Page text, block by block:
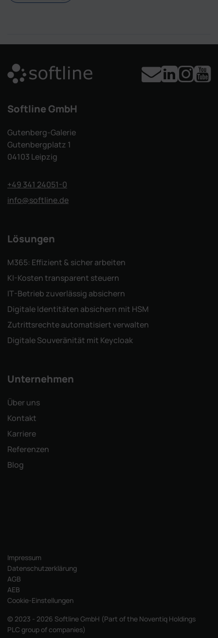
Softline GmbH
Gutenberg-Galerie
Gutenbergplatz 1
04103 Leipzig
+49 341 24051-0
info@softline.de
Lösungen
M365: Effizient & sicher arbeiten
KI-Kosten transparent steuern
IT-Betrieb zuverlässig absichern
Digitale Identitäten absichern mit HSM
Zutrittsrechte automatisiert verwalten
Digitale Souveränität mit Keycloak
Unternehmen
Über uns
Kontakt
Karriere
Referenzen
Blog
© 2023 - 2026 Softline GmbH (Part of the Noventiq Holdings
PLC group of companies)
Impressum
Datenschutzerklärung
AGB
AEB
Cookie-Einstellungen